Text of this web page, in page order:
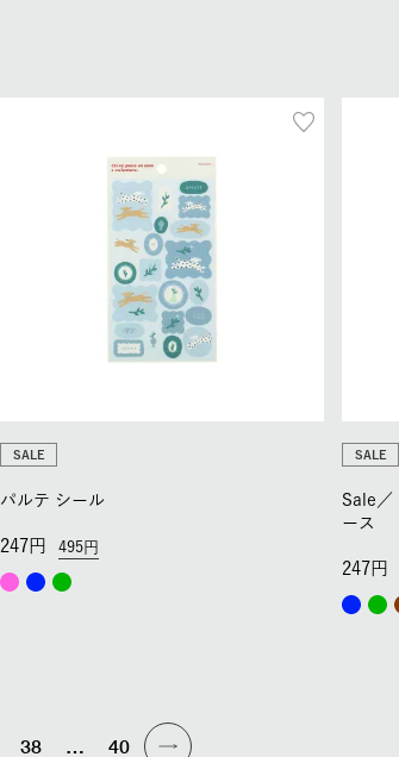
SALE
パルテ シール
495
247
SALE
Sale／
ース
247
38 40